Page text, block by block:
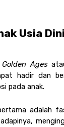
Usia Dini
Golden Ages
hadir dan
pada anak.
adalah